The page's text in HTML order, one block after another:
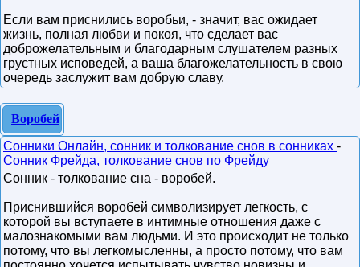
Если вам приснились воробьи, - значит, вас ожидает
жизнь, полная любви и покоя, что сделает вас
доброжелательным и благодарным слушателем разных
грустных исповедей, а ваша благожелательность в свою
очередь заслужит вам добрую славу.
Воробей
Сонники Онлайн, сонник и толкование снов в сонниках -
Сонник Фрейда, толкование снов по Фрейду
Сонник - толкование сна - воробей.
Приснившийся воробей символизирует легкость, с
которой вы вступаете в интимные отношения даже с
малознакомыми вам людьми. И это происходит не только
потому, что вы легкомысленны, а просто потому, что вам